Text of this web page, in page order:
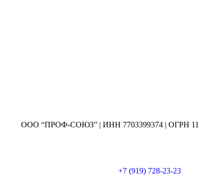
ООО “ПРОФ-СОЮЗ” | ИНН 7703399374 | ОГРН
+7 (919) 728-23-23